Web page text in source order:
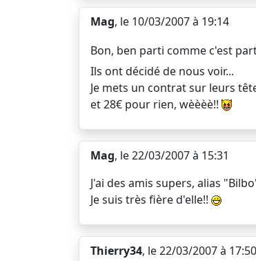
Mag, le 10/03/2007 à 19:14
Bon, ben parti comme c'est
Ils ont décidé de nous voir...
Je mets un contrat sur leurs
et 28€ pour rien, wèèèè!!
Mag, le 22/03/2007 à 15:31
J'ai des amis supers, alias
Je suis très fière d'elle!!
Thierry34, le 22/03/2007 à 17:50